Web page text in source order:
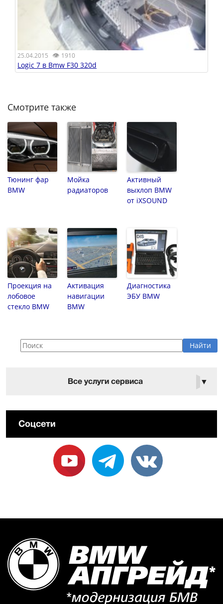
25.04.2015 👁 1910
Logic 7 в Bmw F30 320d
Смотрите также
Тюнинг фар
BMW
Мойка
радиаторов
Активный
выхлоп BMW
от iXSOUND
Проекция на
лобовое
стекло BMW
Активация
навигации
BMW
Диагностика
ЭБУ BMW
Все услуги сервиса ▼
Соцсети